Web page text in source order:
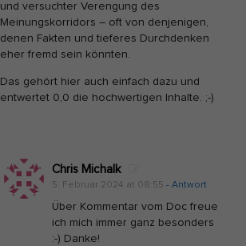
und versuchter Verengung des
Meinungskorridors – oft von denjenigen,
denen Fakten und tieferes Durchdenken
eher fremd sein könnten.
Das gehört hier auch einfach dazu und
entwertet 0,0 die hochwertigen Inhalte. ;-)
Chris Michalk
5. Februar 2024 at 08:55 - Antwort
Über Kommentar vom Doc freue
ich mich immer ganz besonders
:-) Danke!